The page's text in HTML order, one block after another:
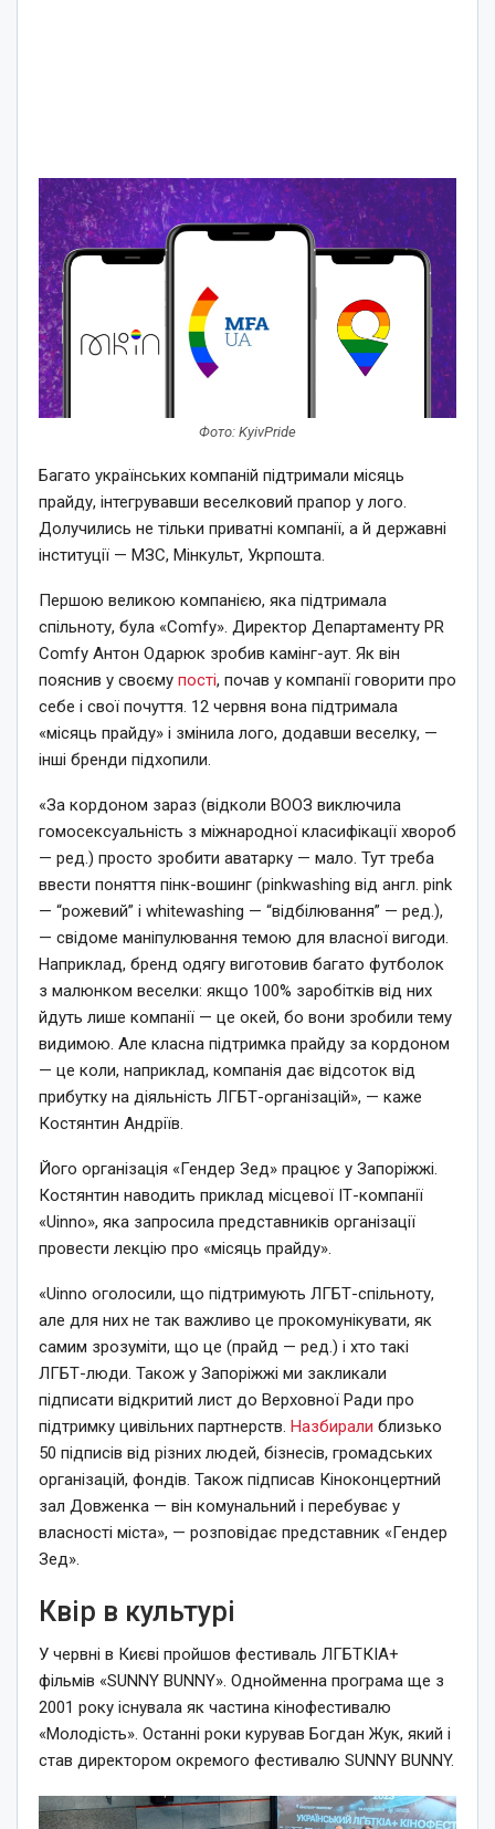
Фото: KyivPride
Багато українських компаній підтримали місяць
прайду, інтегрувавши веселковий прапор у лого.
Долучились не тільки приватні компанії, а й державні
інституції — МЗС, Мінкульт, Укрпошта.
Першою великою компанією, яка підтримала
спільноту, була «Comfy». Директор Департаменту PR
Comfy Антон Одарюк зробив камінг-аут. Як він
пояснив у своєму пості, почав у компанії говорити про
себе і свої почуття. 12 червня вона підтримала
«місяць прайду» і змінила лого, додавши веселку, —
інші бренди підхопили.
«За кордоном зараз (відколи ВООЗ виключила
гомосексуальність з міжнародної класифікації хвороб
— ред.) просто зробити аватарку — мало. Тут треба
ввести поняття пінк-вошинг (pinkwashing від англ. pink
— “рожевий” і whitewashing — “відбілювання” — ред.),
— свідоме маніпулювання темою для власної вигоди.
Наприклад, бренд одягу виготовив багато футболок
з малюнком веселки: якщо 100% заробітків від них
йдуть лише компанії — це окей, бо вони зробили тему
видимою. Але класна підтримка прайду за кордоном
— це коли, наприклад, компанія дає відсоток від
прибутку на діяльність ЛГБТ-організацій», — каже
Костянтин Андріїв.
Його організація «Гендер Зед» працює у Запоріжжі.
Костянтин наводить приклад місцевої ІТ-компанії
«Uinno», яка запросила представників організації
провести лекцію про «місяць прайду».
«Uinno оголосили, що підтримують ЛГБТ-спільноту,
але для них не так важливо це прокомунікувати, як
самим зрозуміти, що це (прайд — ред.) і хто такі
ЛГБТ-люди. Також у Запоріжжі ми закликали
підписати відкритий лист до Верховної Ради про
підтримку цивільних партнерств. Назбирали близько
50 підписів від різних людей, бізнесів, громадських
організацій, фондів. Також підписав Кіноконцертний
зал Довженка — він комунальний і перебуває у
власності міста», — розповідає представник «Гендер
Зед».
Квір в культурі
У червні в Києві пройшов фестиваль ЛГБТКІА+
фільмів «SUNNY BUNNY». Однойменна програма ще з
2001 року існувала як частина кінофестивалю
«Молодість». Останні роки курував Богдан Жук, який і
став директором окремого фестивалю SUNNY BUNNY.